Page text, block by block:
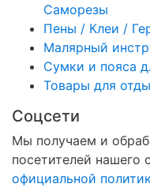
Саморезы
Пены / Клеи /
Малярный
Сумки и пояса
Товары для
Соцсети
Мы получаем и
посетителей нашего
официальной